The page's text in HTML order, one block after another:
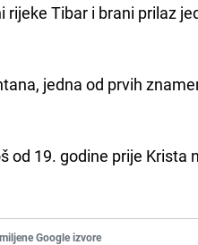
Tibar i brani prilaz
jedna od prvih
19. godine prije Krista
Google izvore